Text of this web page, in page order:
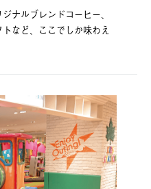
ナルブレンドコーヒー、
など、ここでしか味わえ